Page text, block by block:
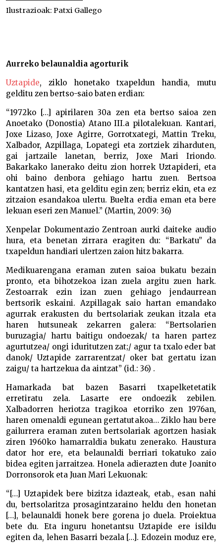
Ilustrazioak: Patxi Gallego
Aurreko belaunaldia agorturik
Uztapide, ziklo honetako txapeldun handia, mutu
gelditu zen bertso-saio baten erdian:
“1972ko […] apirilaren 30a zen eta bertso saioa zen
Anoetako (Donostia) Atano III.a pilotalekuan. Kantari,
Joxe Lizaso, Joxe Agirre, Gorrotxategi, Mattin Treku,
Xalbador, Azpillaga, Lopategi eta zortziek ziharduten,
gai jartzaile lanetan, berriz, Joxe Mari Iriondo.
Bakarkako lanerako deitu zion horrek Uztapideri, eta
ohi baino denbora gehiago hartu zuen. Bertsoa
kantatzen hasi, eta gelditu egin zen; berriz ekin, eta ez
zitzaion esandakoa ulertu. Buelta erdia eman eta bere
lekuan eseri zen Manuel.” (Martin, 2009: 36)
Xenpelar Dokumentazio Zentroan aurki daiteke audio
hura, eta benetan zirrara eragiten du: “Barkatu” da
txapeldun handiari ulertzen zaion hitz bakarra.
Medikuarengana eraman zuten saioa bukatu bezain
pronto, eta bihotzekoa izan zuela argitu zuen hark.
Zestoarrak ezin izan zuen gehiago jendaurrean
bertsorik eskaini. Azpillagak saio hartan emandako
agurrak erakusten du bertsolariak zeukan itzala eta
haren hutsuneak zekarren galera: “Bertsolarien
buruzagia/ hartu baitigu ondoezak/ ta haren partez
agurtutzea/ ongi iduritutzen zat;/ agur ta txalo eder bat
danok/ Uztapide zarrarentzat/ oker bat gertatu izan
zaigu/ ta hartzekua da aintzat” (id.: 36) .
Hamarkada bat bazen Basarri txapelketetatik
erretiratu zela. Lasarte ere ondoezik zebilen.
Xalbadorren heriotza tragikoa etorriko zen 1976an,
haren omenaldi egunean gertatutakoa… Ziklo hau bere
gailurrera eraman zuten bertsolariak agortzen hasiak
ziren 1960ko hamarraldia bukatu zenerako. Haustura
dator hor ere, eta belaunaldi berriari tokatuko zaio
bidea egiten jarraitzea. Honela adierazten dute Joanito
Dorronsorok eta Juan Mari Lekuonak:
“[…] Uztapidek bere bizitza idazteak, etab., esan nahi
du, bertsolaritza prosagintzaraino heldu den honetan
[…], belaunaldi honek bere gorena jo duela. Proiektua
bete du. Eta inguru honetantsu Uztapide ere isildu
egiten da, lehen Basarri bezala […]. Edozein moduz ere,